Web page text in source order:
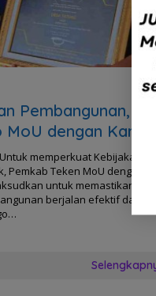
Pembangunan,
dengan Kanwil
memperkuat Kebijakan
Teken MoU dengan
untuk memastikan
berjalan efektif dan